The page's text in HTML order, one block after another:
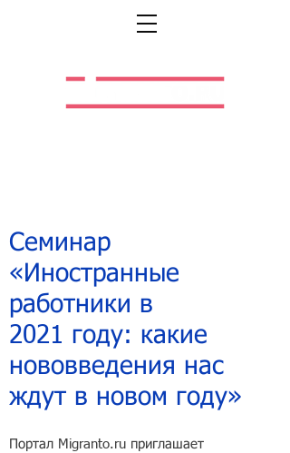
Семинар
«Иностранные
работники в
2021 году: какие
нововведения нас
ждут в новом году»
Портал Migranto.ru приглашает